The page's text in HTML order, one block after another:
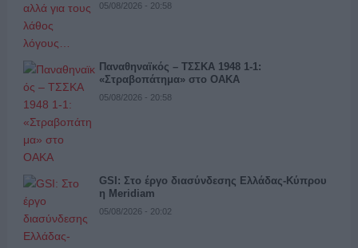
05/08/2026 - 20:58
Παναθηναϊκός – ΤΣΣΚΑ 1948 1-1:
«Στραβοπάτημα» στο ΟΑΚΑ
05/08/2026 - 20:58
GSI: Στο έργο διασύνδεσης Ελλάδας-Κύπρου
η Meridiam
05/08/2026 - 20:02